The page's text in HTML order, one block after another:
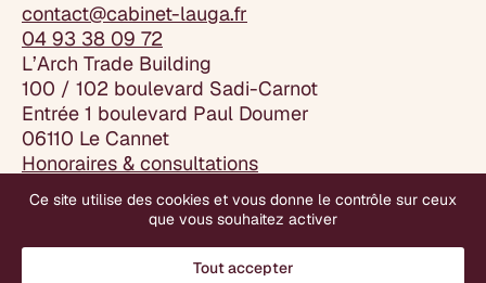
contact@cabinet-lauga.fr
04 93 38 09 72
L’Arch Trade Building
100 / 102 boulevard Sadi-Carnot
Entrée 1 boulevard Paul Doumer
06110 Le Cannet
Honoraires & consultations
Articles de presse
Mentions légales
Gestion des cookies
Ce site utilise des cookies et vous donne le contrôle sur ceux
que vous souhaitez activer
Tout accepter